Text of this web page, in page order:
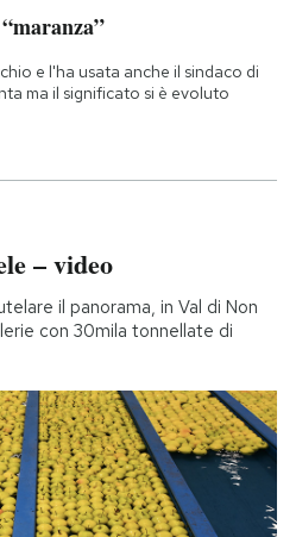
e l'ha usata anche il sindaco di
ma il significato si è evoluto
– video
il panorama, in Val di Non
con 30mila tonnellate di